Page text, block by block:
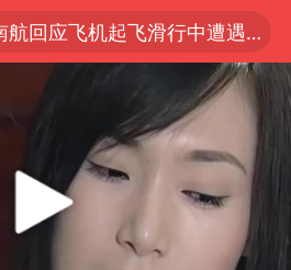
南航回应飞机起飞滑行中遭遇雷击
夏日经济乘热而上 消费市场向新而行
浙江省甬江发生2026年第1号洪水
白海豚对华东华北影响会大于巴威
王传君 《披荆斩棘》
BLG经理辟谣Bin离队